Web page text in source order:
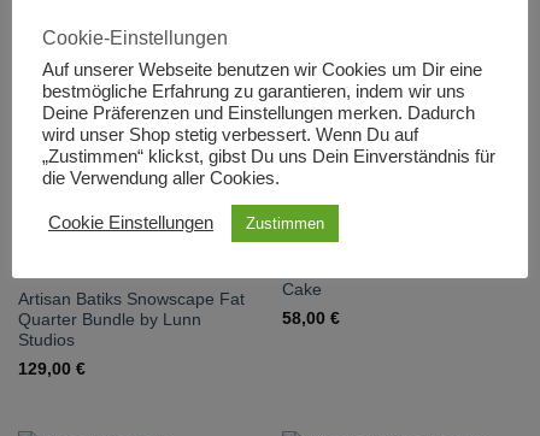
Artisan Batiks World of Stripes
Fat Quarter Bundle
89,00€
Artisan Batiks World of Stripes
Layer Cake
59,90 € Ursprünglicher
Preis
war:
59,90 €
49,90€ Aktueller
Preis
ist:
49,90 €.
Artisan Batiks Snowscape Fat
Quarter Bundle by Lunn
Studios
129,00 €
Cake
58,00 €
Cookie-Einstellungen
Auf unserer Webseite benutzen wir Cookies um Dir eine
bestmögliche Erfahrung zu garantieren, indem wir uns
Deine Präferenzen und Einstellungen merken. Dadurch
wird unser Shop stetig verbessert. Wenn Du auf
„Zustimmen“ klickst, gibst Du uns Dein Einverständnis für
die Verwendung aller Cookies.
Cookie Einstellungen Zustimmen